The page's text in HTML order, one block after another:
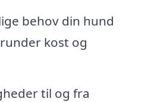
behov din hund
kost og
til og fra